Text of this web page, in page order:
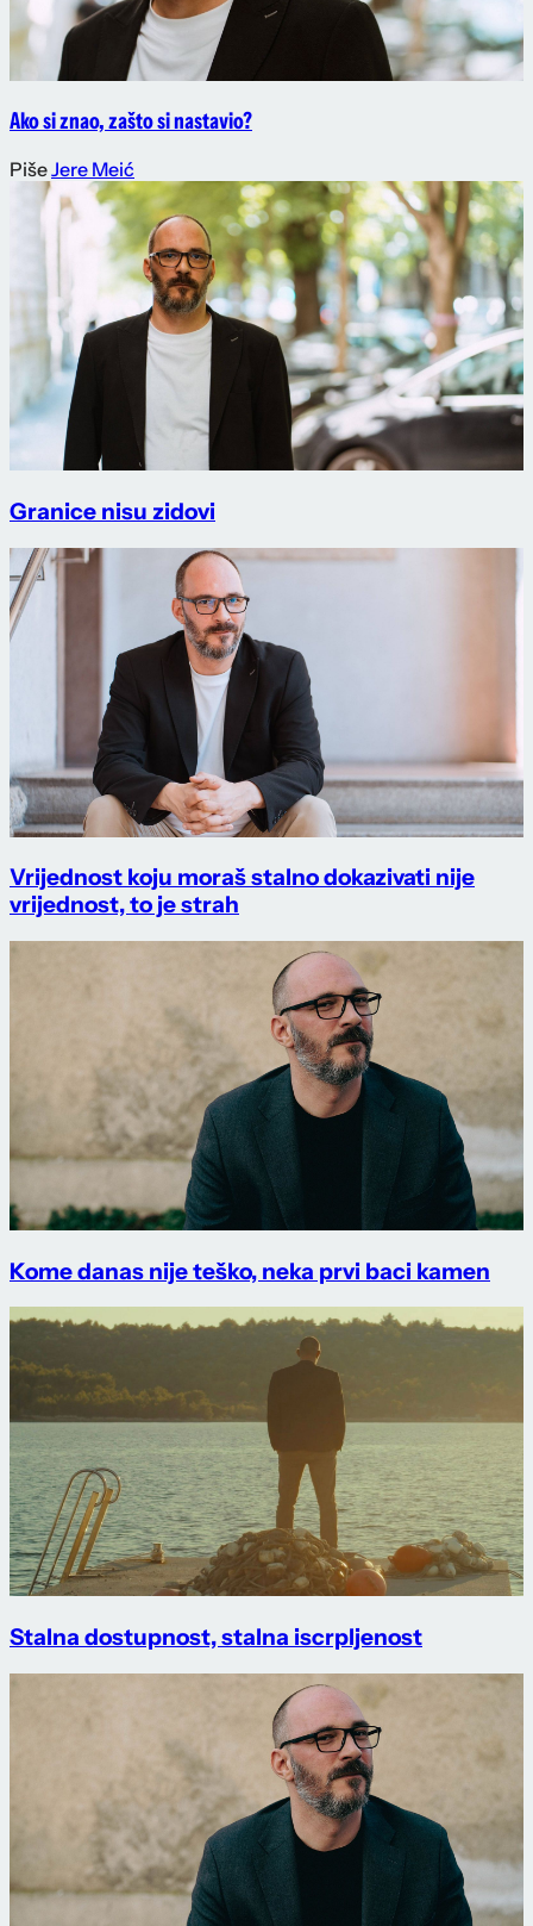
Ako si znao, zašto si nastavio?
PišeJere Meić
Granice nisu zidovi
Vrijednost koju moraš stalno dokazivati nije
vrijednost, to je strah
Kome danas nije teško, neka prvi baci kamen
Stalna dostupnost, stalna iscrpljenost